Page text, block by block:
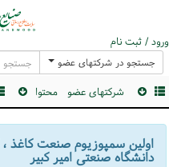
ورود / ثبت نام
جستجو در شرکتهای عضو
شرکتهای عضو محتوا
دانشگاه صنعتی امیر کبیر